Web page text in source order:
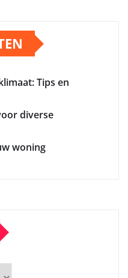
Tips en
diverse
woning